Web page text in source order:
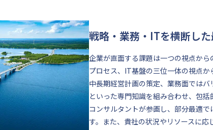
戦略・業務・ITを横断し
企業が直面する課題は一つの視点か
プロセス、IT基盤の三位一体の視点
中長期経営計画の策定、業務面では
といった専門知識を組み合わせ、包
コンサルタントが参画し、部分最適
す。また、貴社の状況やリソースに